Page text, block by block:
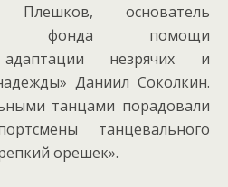
основатель
фонда помощи
незрячих и
Даниил Соколкин.
танцами порадовали
танцевального
орешек».